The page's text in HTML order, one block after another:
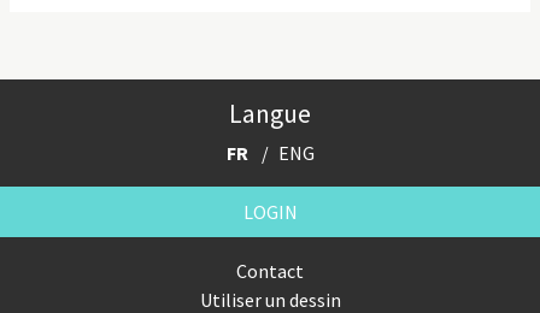
Langue
FR ENG
LOGIN
Contact
Utiliser un dessin